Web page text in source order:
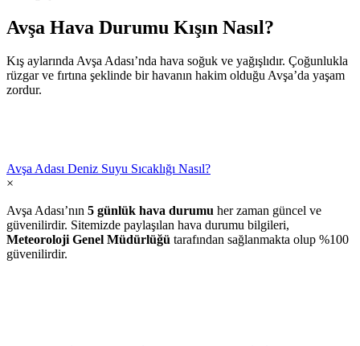
Avşa Hava Durumu Kışın Nasıl?
Kış aylarında Avşa Adası’nda hava soğuk ve yağışlıdır. Çoğunlukla
rüzgar ve fırtına şeklinde bir havanın hakim olduğu Avşa’da yaşam
zordur.
Avşa Adası Deniz Suyu Sıcaklığı Nasıl?
×
Avşa Adası’nın 5 günlük hava durumu her zaman güncel ve
güvenilirdir. Sitemizde paylaşılan hava durumu bilgileri,
Meteoroloji Genel Müdürlüğü tarafından sağlanmakta olup %100
güvenilirdir.